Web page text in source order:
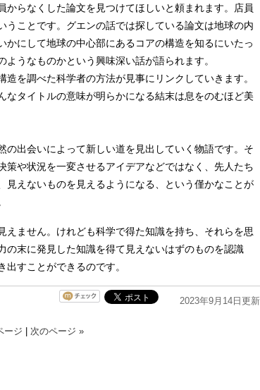
らなくした論文を見つけてほしいと頼まれます。店員
ことです。グエンの話では探している論文は地球の内
にして地球の中心部にあるコアの構造を知るにいたっ
うなものかという興味深い話が語られます。
を調べた科学者の方法が見事にリンクしていきます。
タイトルの意味が明らかになる結末は息をのむほど美
出会いによって新しい道を見出していく物語です。そ
策や状況を一変させるアイデアなどではなく、先人たち
見えないものを見えるようになる、という僅かなことが
ません。けれども科学で得た知識を持ち、それらを思
の末に発見した知識を得て見えないはずのものを認識
すことができるのです。
2023年9月14日更新
ージ | 次のページ »